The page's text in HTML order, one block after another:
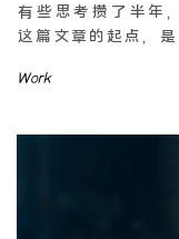
有些思考攒了半年
这篇文章的起点，
Work